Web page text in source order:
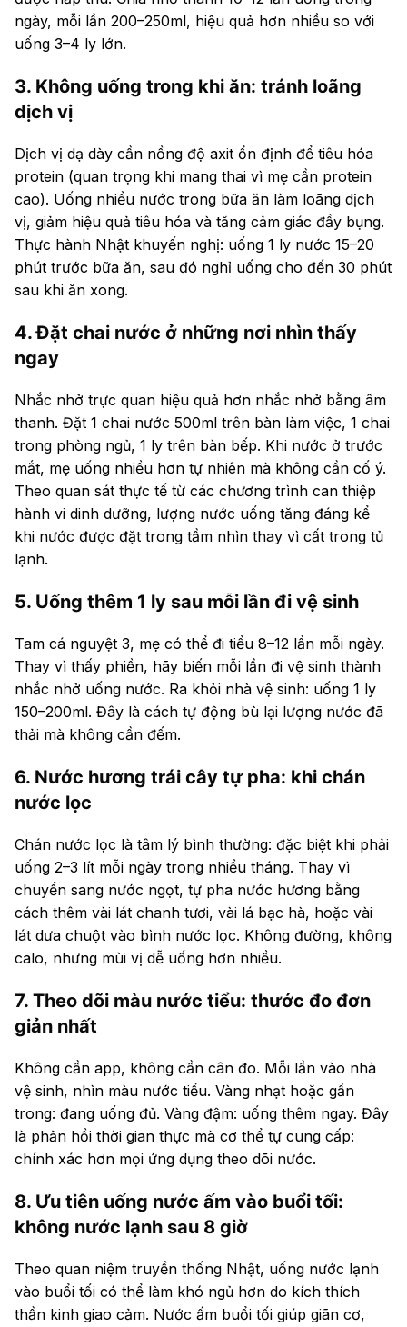
ngày, mỗi lần 200–250ml, hiệu quả hơn nhiều so với
uống 3–4 ly lớn.
3. Không uống trong khi ăn: tránh loãng
dịch vị
Dịch vị dạ dày cần nồng độ axit ổn định để tiêu hóa
protein (quan trọng khi mang thai vì mẹ cần protein
cao). Uống nhiều nước trong bữa ăn làm loãng dịch
vị, giảm hiệu quả tiêu hóa và tăng cảm giác đầy bụng.
Thực hành Nhật khuyến nghị: uống 1 ly nước 15–20
phút trước bữa ăn, sau đó nghỉ uống cho đến 30 phút
sau khi ăn xong.
4. Đặt chai nước ở những nơi nhìn thấy
ngay
Nhắc nhở trực quan hiệu quả hơn nhắc nhở bằng âm
thanh. Đặt 1 chai nước 500ml trên bàn làm việc, 1 chai
trong phòng ngủ, 1 ly trên bàn bếp. Khi nước ở trước
mắt, mẹ uống nhiều hơn tự nhiên mà không cần cố ý.
Theo quan sát thực tế từ các chương trình can thiệp
hành vi dinh dưỡng, lượng nước uống tăng đáng kể
khi nước được đặt trong tầm nhìn thay vì cất trong tủ
lạnh.
5. Uống thêm 1 ly sau mỗi lần đi vệ sinh
Tam cá nguyệt 3, mẹ có thể đi tiểu 8–12 lần mỗi ngày.
Thay vì thấy phiền, hãy biến mỗi lần đi vệ sinh thành
nhắc nhở uống nước. Ra khỏi nhà vệ sinh: uống 1 ly
150–200ml. Đây là cách tự động bù lại lượng nước đã
thải mà không cần đếm.
6. Nước hương trái cây tự pha: khi chán
nước lọc
Chán nước lọc là tâm lý bình thường: đặc biệt khi phải
uống 2–3 lít mỗi ngày trong nhiều tháng. Thay vì
chuyển sang nước ngọt, tự pha nước hương bằng
cách thêm vài lát chanh tươi, vài lá bạc hà, hoặc vài
lát dưa chuột vào bình nước lọc. Không đường, không
calo, nhưng mùi vị dễ uống hơn nhiều.
7. Theo dõi màu nước tiểu: thước đo đơn
giản nhất
Không cần app, không cần cân đo. Mỗi lần vào nhà
vệ sinh, nhìn màu nước tiểu. Vàng nhạt hoặc gần
trong: đang uống đủ. Vàng đậm: uống thêm ngay. Đây
là phản hồi thời gian thực mà cơ thể tự cung cấp:
chính xác hơn mọi ứng dụng theo dõi nước.
8. Ưu tiên uống nước ấm vào buổi tối:
không nước lạnh sau 8 giờ
Theo quan niệm truyền thống Nhật, uống nước lạnh
vào buổi tối có thể làm khó ngủ hơn do kích thích
thần kinh giao cảm. Nước ấm buổi tối giúp giãn cơ,